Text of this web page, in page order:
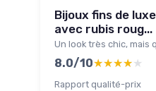
Bijoux fins de
avec rubis roug...
Un look très chic, mais
8.0/10★★★★★
★★★★★
Rapport qualité-prix